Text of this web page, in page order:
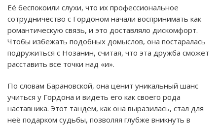
Её беспокоили слухи, что их профессиональное
сотрудничество с Гордоном начали воспринимать как
романтическую связь, и это доставляло дискомфорт.
Чтобы избежать подобных домыслов, она постаралась
подружиться с Нозанин, считая, что эта дружба сможет
расставить все точки над «и».
По словам Барановской, она ценит уникальный шанс
учиться у Гордона и видеть его как своего рода
наставника. Этот тандем, как она выразилась, стал для
неё подарком судьбы, позволяя глубже вникнуть в